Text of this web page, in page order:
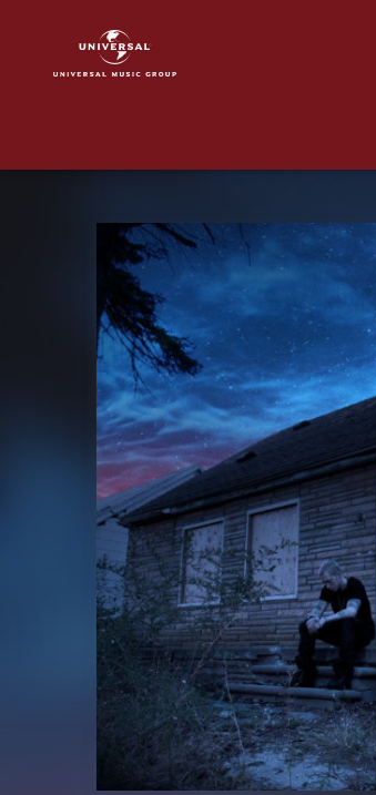
Musik
Mathers